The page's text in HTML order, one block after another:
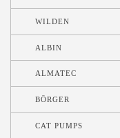
WILDEN
ALBIN
ALMATEC
BÖRGER
CAT PUMPS